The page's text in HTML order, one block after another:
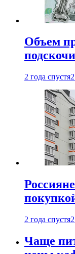
Объем
2 года спустя
2 года спустя
Чаще